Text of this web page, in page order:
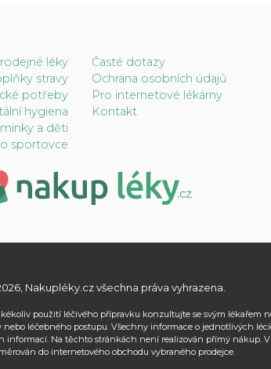
léky
stravy
potřeby
hygiena
a děti
sportovce
Časté dotazy
Ochrana osobních údajů
Pro internetové lékárny
Kontakt
Nakupléky.cz všechna práva vyhrazena.
použití léčivého přípravku konzultujte se svým lékařem
léčebného postupu. Všechny informace o jednotlivých
informací. Na těchto stránkách není realizován přímý nákup.
do internetového obchodu vybraného prodejce.